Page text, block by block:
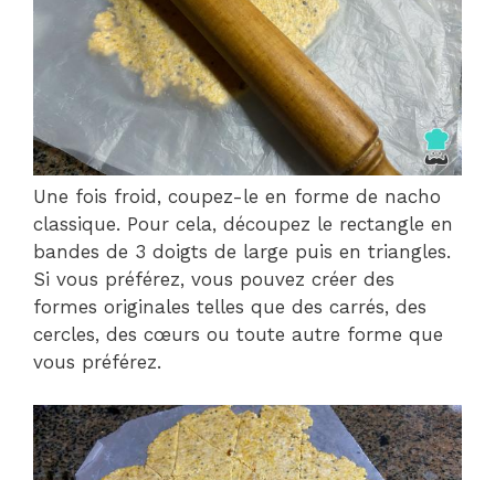
Une fois froid, coupez-le en forme de nacho
classique. Pour cela, découpez le rectangle en
bandes de 3 doigts de large puis en triangles.
Si vous préférez, vous pouvez créer des
formes originales telles que des carrés, des
cercles, des cœurs ou toute autre forme que
vous préférez.